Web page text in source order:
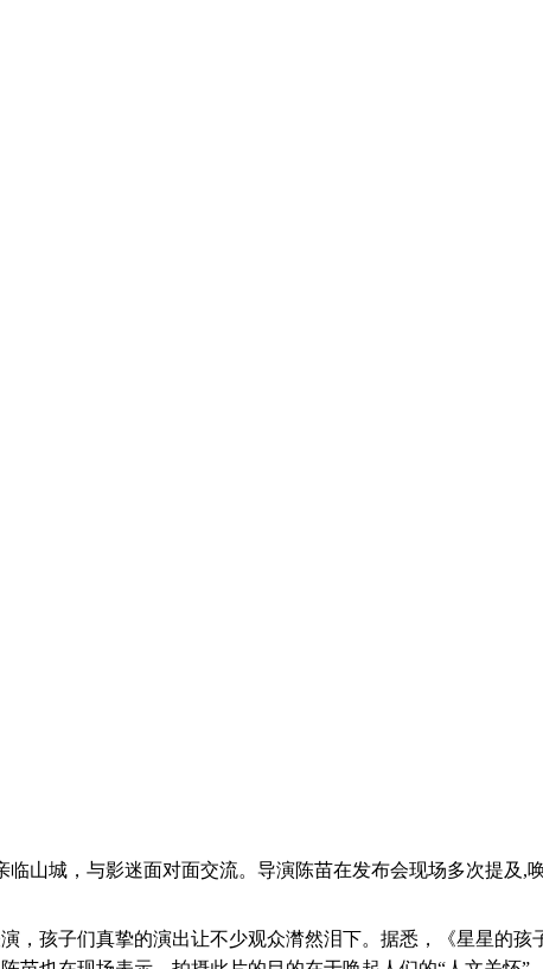
城，与影迷面对面交流。导演陈苗在发布会现场多次提及,
孩子们真挚的演出让不少观众潸然泪下。据悉，《星星的孩